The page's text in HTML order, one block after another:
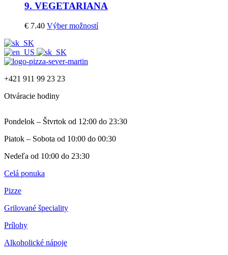
9. VEGETARIANA
€ 7.40 Výber možností
+421 911 99 23 23
Otváracie hodiny
Pondelok – Štvrtok od 12:00 do 23:30
Piatok – Sobota od 10:00 do 00:30
Nedeľa od 10:00 do 23:30
Celá ponuka
Pizze
Grilované špeciality
Prílohy
Alkoholické nápoje